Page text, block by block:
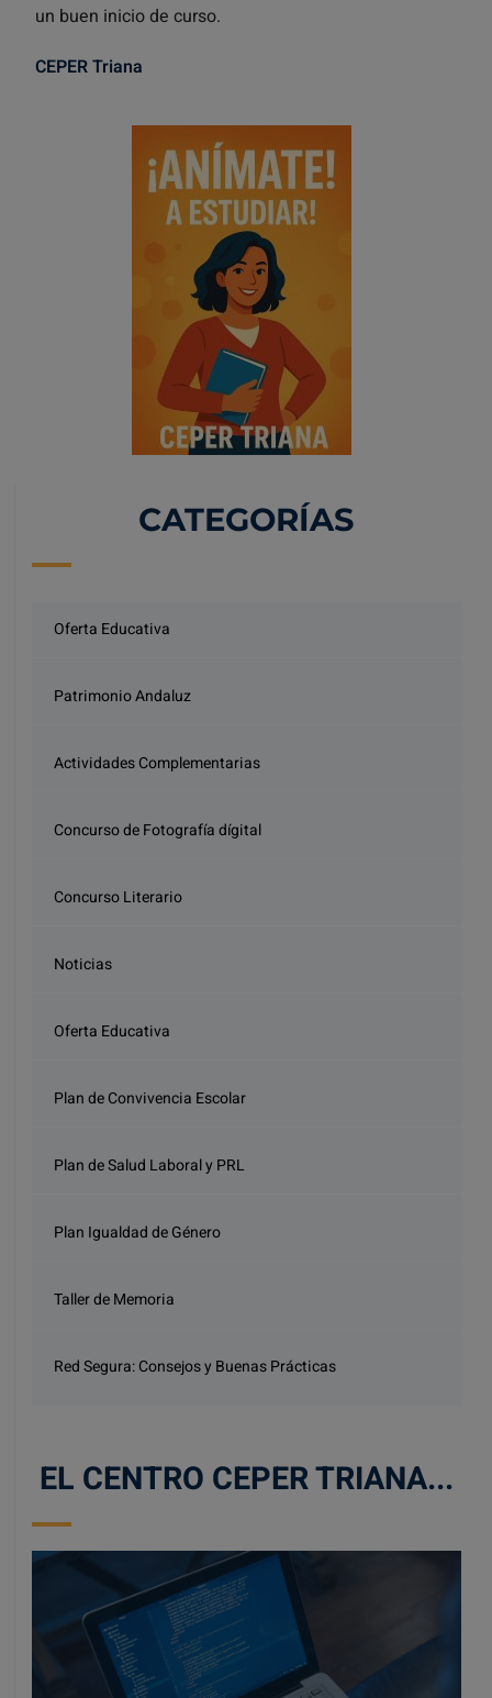
un buen inicio de curso.
CEPER Triana
CATEGORÍAS
Oferta Educativa
Patrimonio Andaluz
Actividades Complementarias
Concurso de Fotografía dígital
Concurso Literario
Noticias
Oferta Educativa
Plan de Convivencia Escolar
Plan de Salud Laboral y PRL
Plan Igualdad de Género
Taller de Memoria
Red Segura: Consejos y Buenas Prácticas
EL CENTRO CEPER TRIANA...